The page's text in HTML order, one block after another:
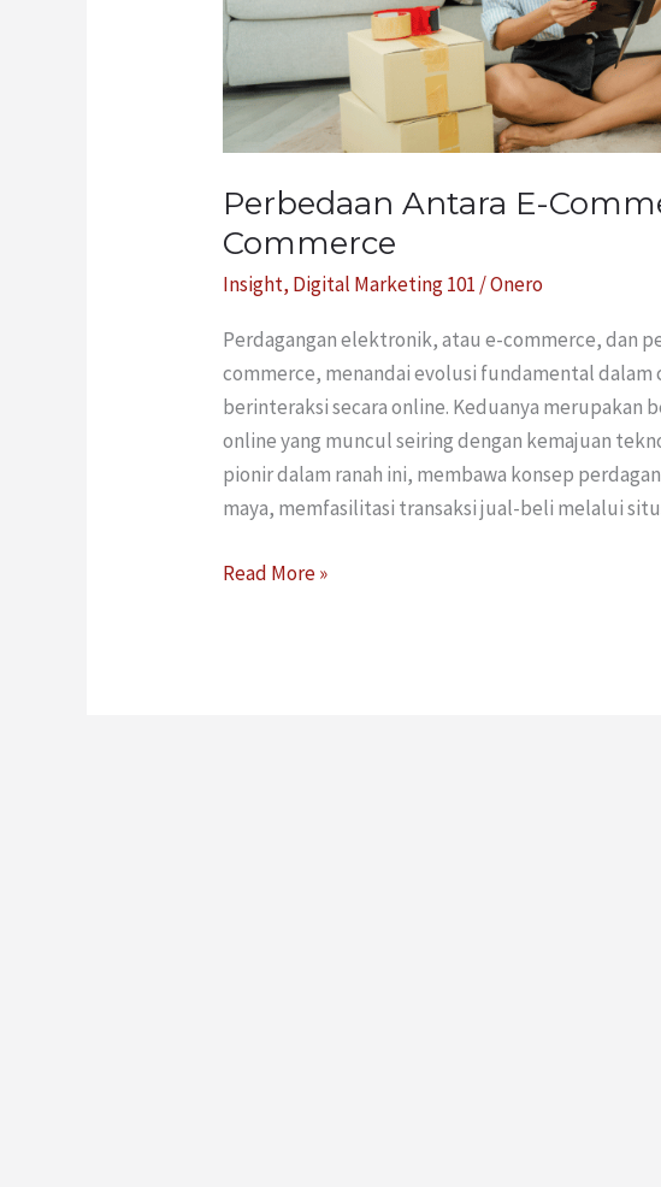
Perbedaan Antara E-
Commerce
Insight, Digital Marketing 101 /Onero
Perdagangan elektronik, atau e-commerce, dan
commerce, menandai evolusi fundamental dalam
berinteraksi secara online. Keduanya merupakan
online yang muncul seiring dengan kemajuan
pionir dalam ranah ini, membawa konsep
maya, memfasilitasi transaksi jual-beli melalui
Read More »